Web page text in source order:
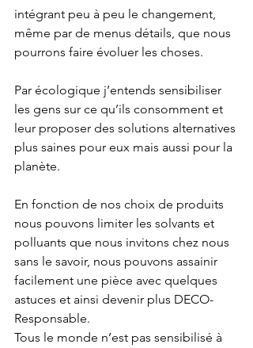
intégrant peu à peu le changement,
même par de menus détails, que nous
pourrons faire évoluer les choses.
Par écologique j’entends sensibiliser
les gens sur ce qu’ils consomment et
leur proposer des solutions alternatives
plus saines pour eux mais aussi pour la
planète.
En fonction de nos choix de produits
nous pouvons limiter les solvants et
polluants que nous invitons chez nous
sans le savoir, nous pouvons assainir
facilement une pièce avec quelques
astuces et ainsi devenir plus DECO-
Responsable.
Tous le monde n’est pas sensibilisé à